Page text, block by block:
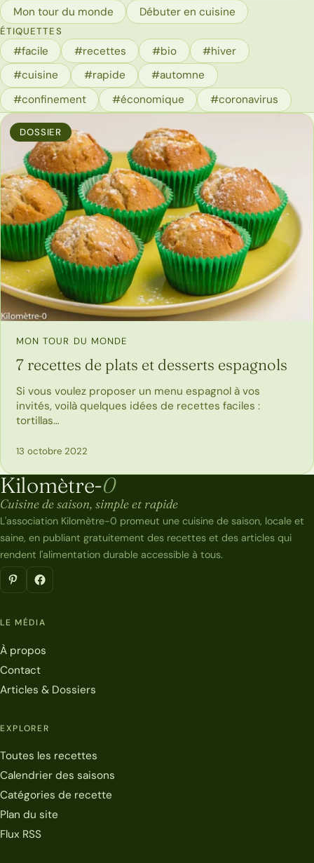
Mon tour du monde
Débuter en cuisine
ÉTIQUETTES
#facile #recettes #bio
#hiver
#cuisine
#rapide
#automne
#confinement
#économique #coronavirus
DOSSIER
MON TOUR DU MONDE
7 recettes de plats et desserts espagnols
Si vous voulez proposer un menu espagnol à vos
invités, voilà quelques idées de recettes faciles :
tortillas…
13 octobre 2022
Kilomètre-0
Kilomètre-0
Cuisine de saison, simple et rapide
L'association Kilomètre-0 promeut une cuisine de saison, locale et
saine, en publiant gratuitement des recettes et des articles qui
rendent l'alimentation durable accessible à tous.
LE MÉDIA
À propos
Contact
Articles & Dossiers
EXPLORER
Toutes les recettes
Calendrier des saisons
Catégories de recette
Plan du site
Flux RSS